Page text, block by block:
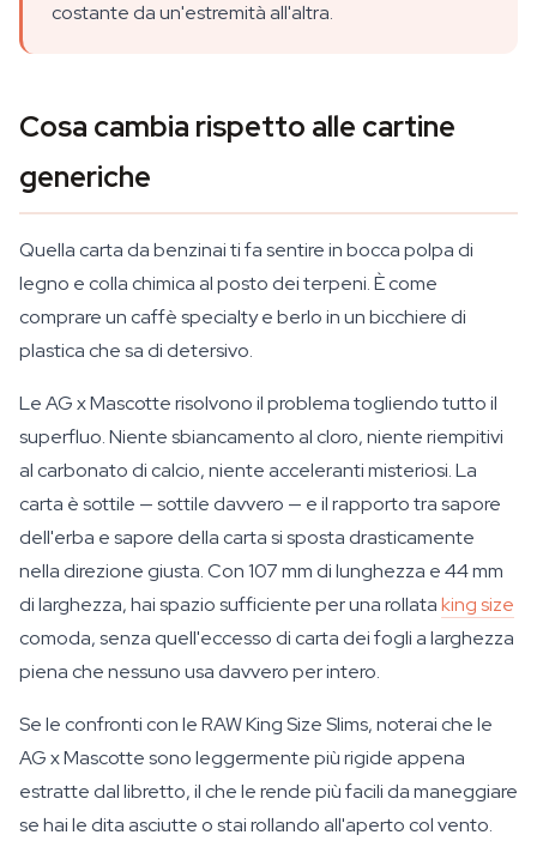
costante da un'estremità all'altra.
Cosa cambia rispetto alle cartine
generiche
Quella carta da benzinai ti fa sentire in bocca polpa di
legno e colla chimica al posto dei terpeni. È come
comprare un caffè specialty e berlo in un bicchiere di
plastica che sa di detersivo.
Le AG x Mascotte risolvono il problema togliendo tutto il
superfluo. Niente sbiancamento al cloro, niente riempitivi
al carbonato di calcio, niente acceleranti misteriosi. La
carta è sottile — sottile davvero — e il rapporto tra sapore
dell'erba e sapore della carta si sposta drasticamente
nella direzione giusta. Con 107 mm di lunghezza e 44 mm
di larghezza, hai spazio sufficiente per una rollataking size
comoda, senza quell'eccesso di carta dei fogli a larghezza
piena che nessuno usa davvero per intero.
Se le confronti con le RAW King Size Slims, noterai che le
AG x Mascotte sono leggermente più rigide appena
estratte dal libretto, il che le rende più facili da maneggiare
se hai le dita asciutte o stai rollando all'aperto col vento.